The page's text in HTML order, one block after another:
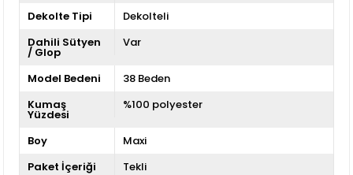
Dekolte Tipi
Dekolteli
Dahili Sütyen
/ Glop
Var
Model Bedeni
38 Beden
Kumaş
Yüzdesi
%100 polyester
Boy
Maxi
Paket İçeriği
Tekli